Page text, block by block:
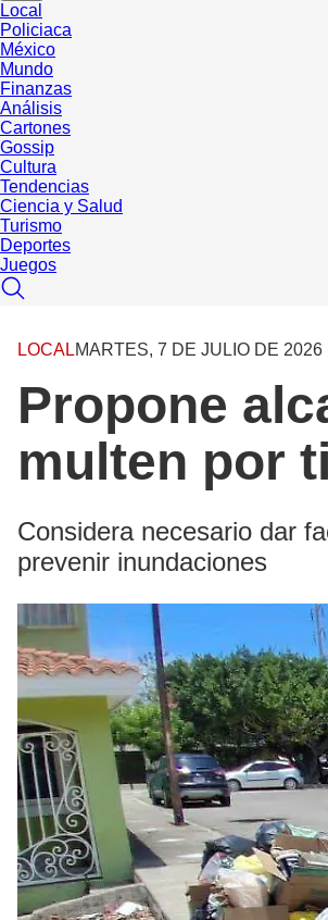
Local
Policiaca
México
Mundo
Finanzas
Análisis
Cartones
Gossip
Cultura
Tendencias
Ciencia y Salud
Turismo
Deportes
Juegos
LOCALMARTES, 7 DE JULIO DE 2026
Propone
multen por
Considera necesario dar
prevenir inundaciones